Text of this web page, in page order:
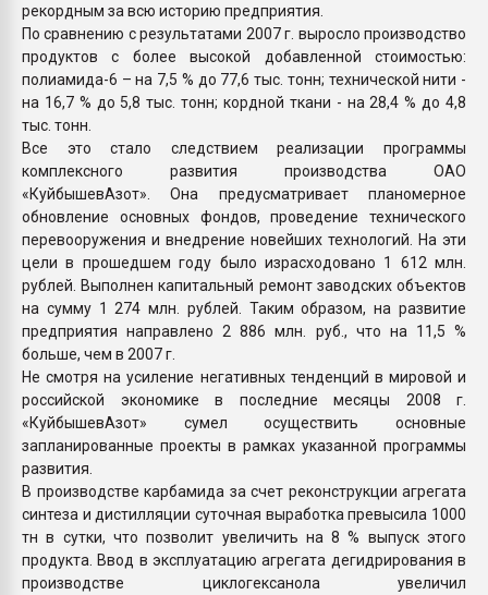
рекордным за всю историю предприятия.
По сравнению с результатами 2007 г. выросло производство
продуктов с более высокой добавленной стоимостью:
полиамида-6 – на 7,5 % до 77,6 тыс. тонн; технической нити -
на 16,7 % до 5,8 тыс. тонн; кордной ткани - на 28,4 % до 4,8
тыс. тонн.
Все это стало следствием реализации программы
комплексного развития производства ОАО
«КуйбышевАзот». Она предусматривает планомерное
обновление основных фондов, проведение технического
перевооружения и внедрение новейших технологий. На эти
цели в прошедшем году было израсходовано 1 612 млн.
рублей. Выполнен капитальный ремонт заводских объектов
на сумму 1 274 млн. рублей. Таким образом, на развитие
предприятия направлено 2 886 млн. руб., что на 11,5 %
больше, чем в 2007 г.
Не смотря на усиление негативных тенденций в мировой и
российской экономике в последние месяцы 2008 г.
«КуйбышевАзот» сумел осуществить основные
запланированные проекты в рамках указанной программы
развития.
В производстве карбамида за счет реконструкции агрегата
синтеза и дистилляции суточная выработка превысила 1000
тн в сутки, что позволит увеличить на 8 % выпуск этого
продукта. Ввод в эксплуатацию агрегата дегидрирования в
производстве циклогексанола увеличил